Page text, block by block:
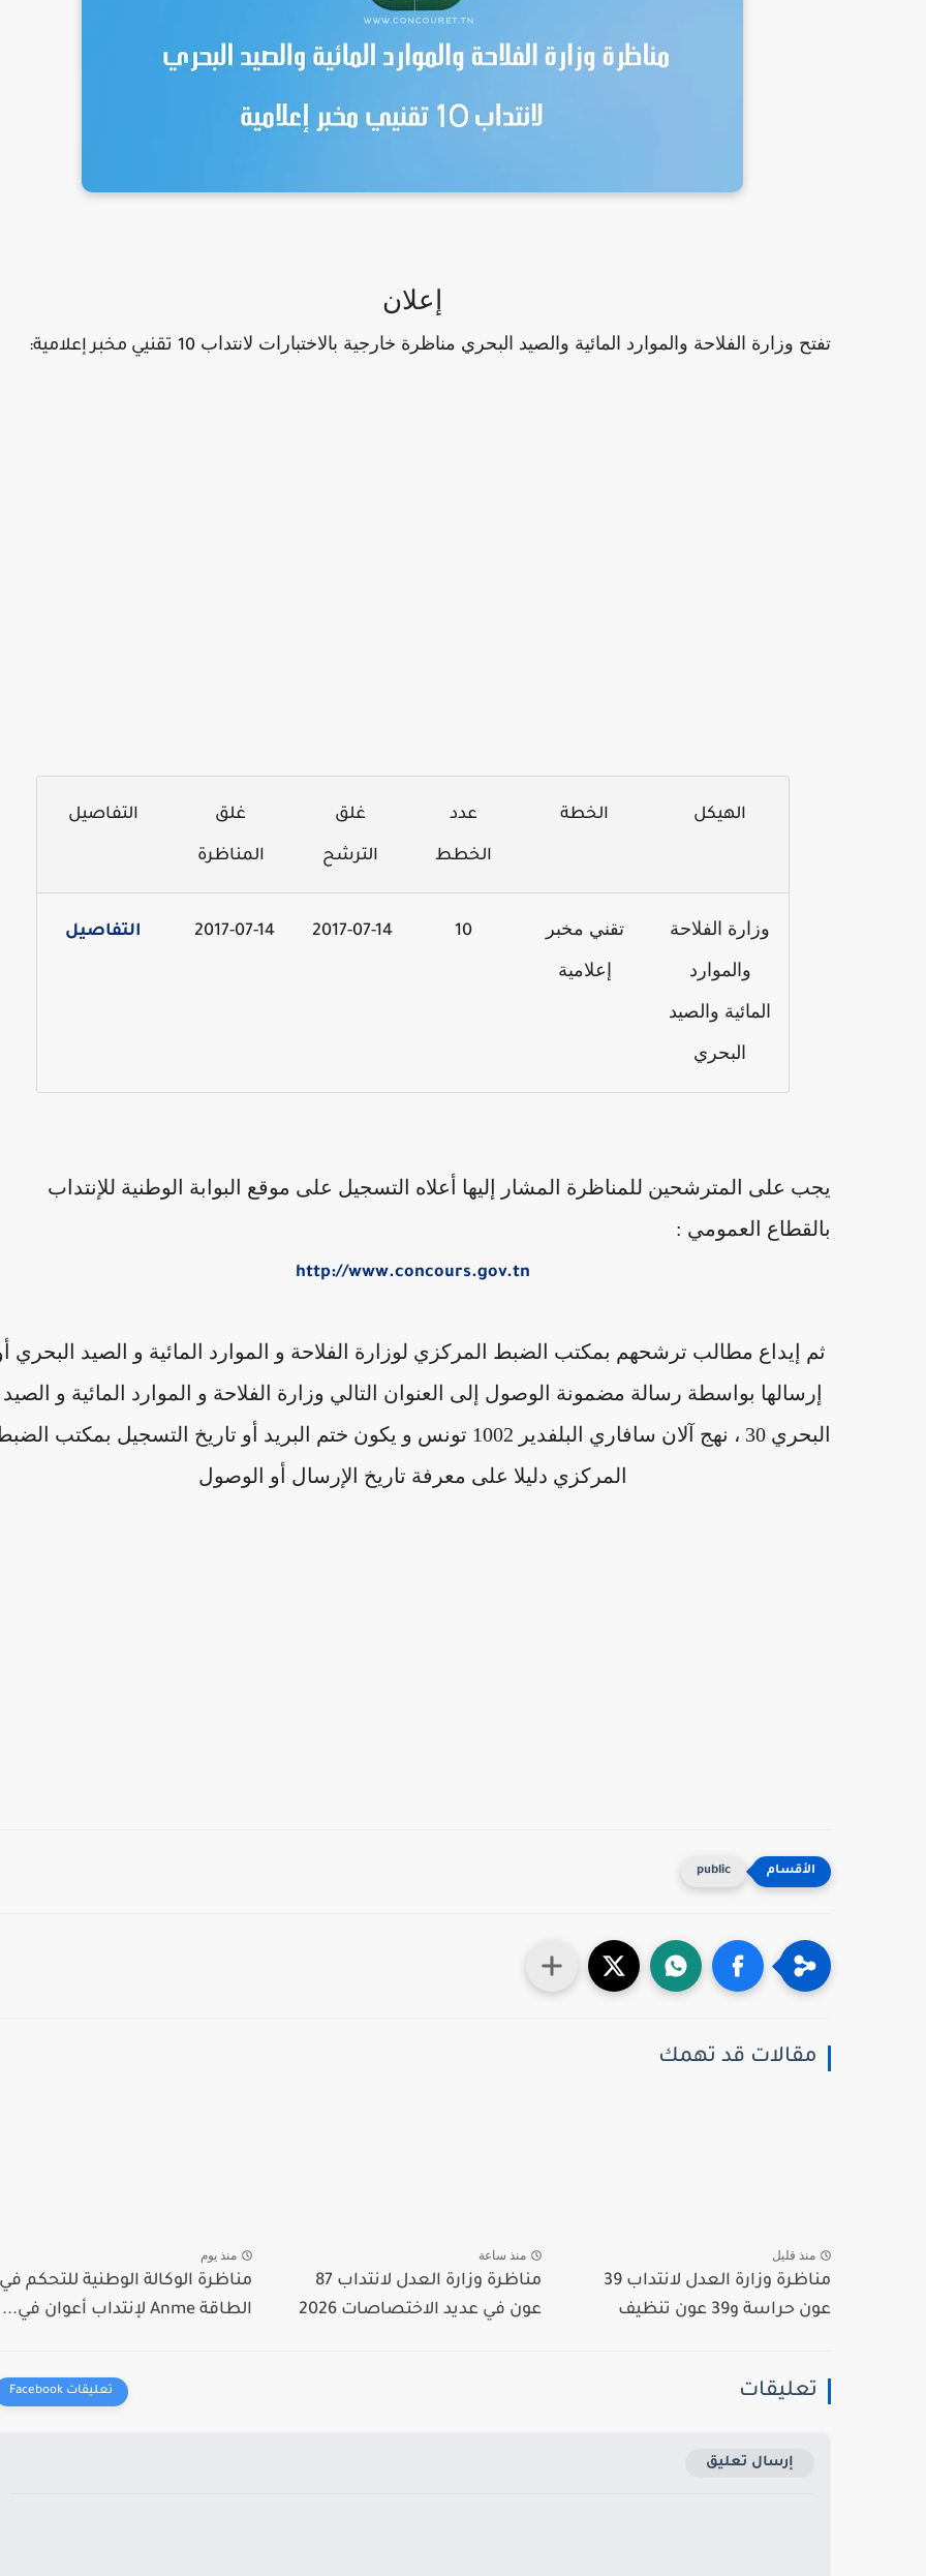
إعلان
تفتح وزارة الفلاحة والموارد المائية والصيد البحري مناظرة خارجية بالاختبارات لانتداب 10 تقنيي مخبر إعلامية:
الهيكل الخطة عدد
الخطط
غلق
الترشح
غلق
المناظرة
التفاصيل
وزارة الفلاحة
والموارد
المائية والصيد
البحري
تقني مخبر
إعلامية
10
2017-07-14
2017-07-14 التفاصيل
يجب على المترشحين للمناظرة المشار إليها أعلاه التسجيل على موقع البوابة الوطنية للإنتداب
بالقطاع العمومي :
http://www.concours.gov.tn
ثم إيداع مطالب ترشحهم بمكتب الضبط المركزي لوزارة الفلاحة و الموارد المائية و الصيد البحري
إرسالها بواسطة رسالة مضمونة الوصول إلى العنوان التالي وزارة الفلاحة و الموارد المائية و الصيد
البحري 30 ، نهج آلان سافاري البلفدير 1002 تونس و يكون ختم البريد أو تاريخ التسجيل بمكتب
المركزي دليلا على معرفة تاريخ الإرسال أو الوصول
public
مقالات قد تهمك
منذ قليل
مناظرة وزارة العدل لانتداب 39
عون حراسة و39 عون تنظيف
منذ ساعة
مناظرة وزارة العدل لانتداب 87
عون في عديد الاختصاصات 2026
منذ يوم
مناظرة الوكالة الوطنية للتحكم في
الطاقة Anme لإنتداب أعوان في...
تعليقات
إرسال تعليق